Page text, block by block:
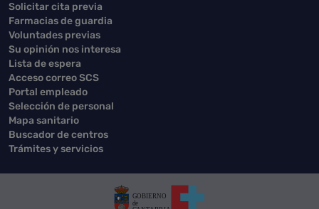
Solicitar cita previa
Farmacias de guardia
Voluntades previas
Su opinión nos interesa
Lista de espera
Acceso correo SCS
Portal empleado
Selección de personal
Mapa sanitario
Buscador de centros
Trámites y servicios